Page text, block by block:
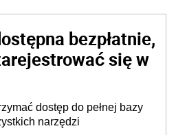
bezpłatnie,
się w
dostęp do pełnej bazy
narzędzi